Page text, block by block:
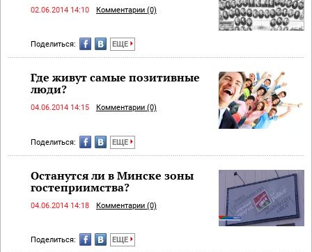
02.06.2014 14:10 Комментарии (0)
Поделиться: ЕЩЕ
Где живут самые позитивные
люди?
04.06.2014 14:15 Комментарии (0)
Поделиться: ЕЩЕ
Останутся ли в Минске зоны
гостеприимства?
04.06.2014 14:18 Комментарии (0)
Поделиться: ЕЩЕ